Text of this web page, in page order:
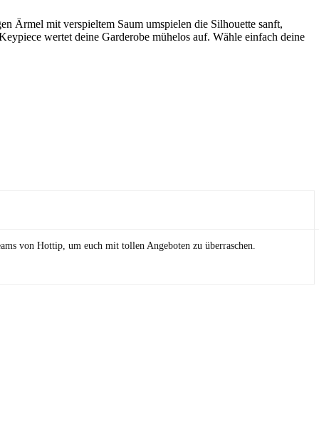
Ärmel mit verspieltem Saum umspielen die Silhouette sanft,
wertet deine Garderobe mühelos auf. Wähle einfach deine
von Hottip, um euch mit tollen Angeboten zu überraschen.